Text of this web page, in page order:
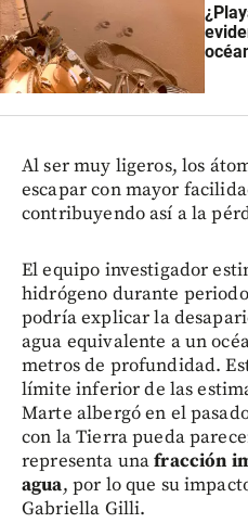
Al ser muy ligeros, los
escapar con mayor
contribuyendo así a la
El equipo investigador
hidrógeno durante
podría explicar la
agua equivalente a un
metros de profundidad.
límite inferior de las
Marte albergó en el
con la Tierra pueda
representa unafracción
agua, por lo que su
Gabriella Gilli.